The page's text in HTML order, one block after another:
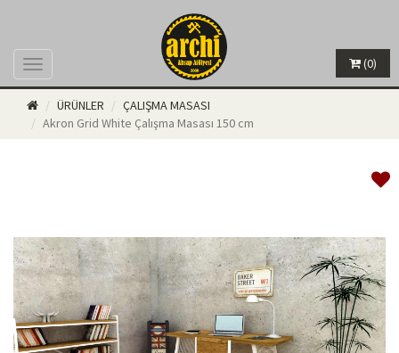
Menü (0)
ÜRÜNLER
ÇALIŞMA MASASI
Akron Grid White Çalışma Masası 150 cm